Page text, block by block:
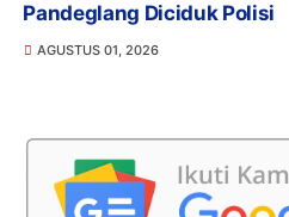
Pandeglang Diciduk Polisi
AGUSTUS 01, 2026